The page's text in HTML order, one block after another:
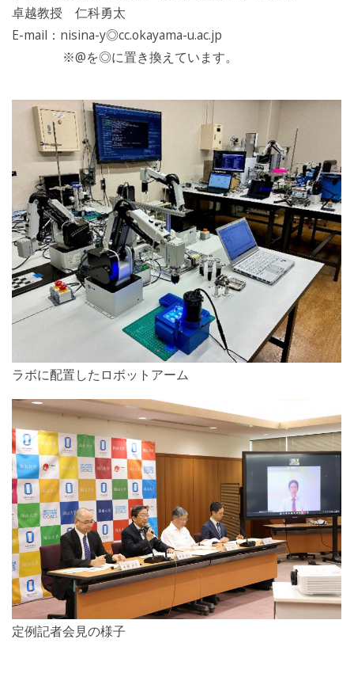
卓越教授 仁科勇太
E-mail：nisina-y◎cc.okayama-u.ac.jp
※@を◎に置き換えています。
ラボに配置したロボットアーム
定例記者会見の様子